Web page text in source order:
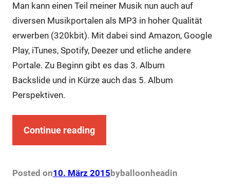
Man kann einen Teil meiner Musik nun auch auf
diversen Musikportalen als MP3 in hoher Qualität
erwerben (320kbit). Mit dabei sind Amazon, Google
Play, iTunes, Spotify, Deezer und etliche andere
Portale. Zu Beginn gibt es das 3. Album
Backslide und in Kürze auch das 5. Album
Perspektiven.
Continue reading
Posted on10. März 2015byballoonheadin